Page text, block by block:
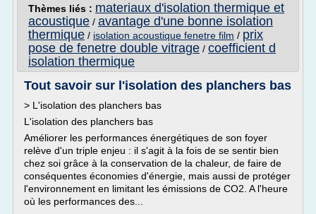
Thèmes liés : materiaux d'isolation thermique et
acoustique / avantage d'une bonne isolation
thermique / isolation acoustique fenetre film / prix
pose de fenetre double vitrage / coefficient d
isolation thermique
Tout savoir sur l'isolation des planchers bas
> L'isolation des planchers bas
L'isolation des planchers bas
Améliorer les performances énergétiques de son foyer
relève d'un triple enjeu : il s'agit à la fois de se sentir bien
chez soi grâce à la conservation de la chaleur, de faire de
conséquentes économies d'énergie, mais aussi de protéger
l'environnement en limitant les émissions de CO2. A l'heure
où les performances des...